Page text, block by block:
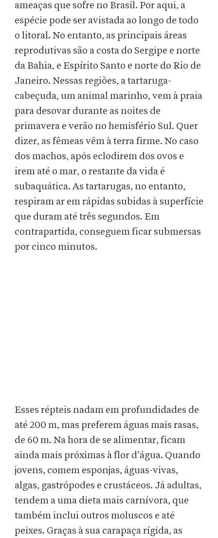
ameaças que sofre no Brasil. Por aqui, a
espécie pode ser avistada ao longo de todo
o litoral. No entanto, as principais áreas
reprodutivas são a costa do Sergipe e norte
da Bahia, e Espírito Santo e norte do Rio de
Janeiro. Nessas regiões, a tartaruga-
cabeçuda, um animal marinho, vem à praia
para desovar durante as noites de
primavera e verão no hemisfério Sul. Quer
dizer, as fêmeas vêm à terra firme. No caso
dos machos, após eclodirem dos ovos e
irem até o mar, o restante da vida é
subaquática. As tartarugas, no entanto,
respiram ar em rápidas subidas à superfície
que duram até três segundos. Em
contrapartida, conseguem ficar submersas
por cinco minutos.
Esses répteis nadam em profundidades de
até 200 m, mas preferem águas mais rasas,
de 60 m. Na hora de se alimentar, ficam
ainda mais próximas à flor d’água. Quando
jovens, comem esponjas, águas-vivas,
algas, gastrópodes e crustáceos. Já adultas,
tendem a uma dieta mais carnívora, que
também inclui outros moluscos e até
peixes. Graças à sua carapaça rígida, as